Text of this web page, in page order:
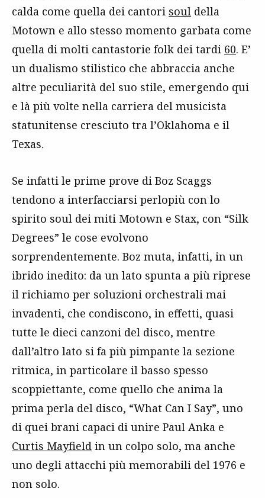
calda come quella dei cantori soul della
Motown e allo stesso momento garbata come
quella di molti cantastorie folk dei tardi 60. E’
un dualismo stilistico che abbraccia anche
altre peculiarità del suo stile, emergendo qui
e là più volte nella carriera del musicista
statunitense cresciuto tra l’Oklahoma e il
Texas.
Se infatti le prime prove di Boz Scaggs
tendono a interfacciarsi perlopiù con lo
spirito soul dei miti Motown e Stax, con “Silk
Degrees” le cose evolvono
sorprendentemente. Boz muta, infatti, in un
ibrido inedito: da un lato spunta a più riprese
il richiamo per soluzioni orchestrali mai
invadenti, che condiscono, in effetti, quasi
tutte le dieci canzoni del disco, mentre
dall’altro lato si fa più pimpante la sezione
ritmica, in particolare il basso spesso
scoppiettante, come quello che anima la
prima perla del disco, “What Can I Say”, uno
di quei brani capaci di unire Paul Anka e
Curtis Mayfield in un colpo solo, ma anche
uno degli attacchi più memorabili del 1976 e
non solo.